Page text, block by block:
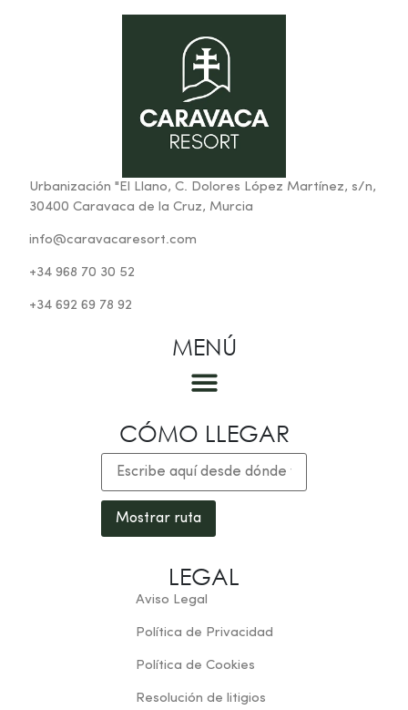
Urbanización "El Llano, C. Dolores López Martínez, s/n,
30400 Caravaca de la Cruz, Murcia
info@caravacaresort.com
+34 968 70 30 52
+34 692 69 78 92
MENÚ
CÓMO LLEGAR
LEGAL
Aviso Legal
Política de Privacidad
Política de Cookies
Resolución de litigios